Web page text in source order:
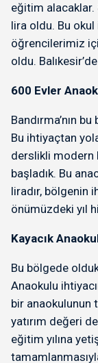
eğitim
lira oldu. Bu okul
öğrencilerimiz
oldu.
600 Evler
Bandırma’nın
Bu ihtiyaçtan
derslikli modern
başladık. Bu
liradır, bölgenin
önümüzdeki yıl
Kayacık
Bu bölgede
Anaokulu
bir anaokulunun
yatırım değeri
eğitim yılına